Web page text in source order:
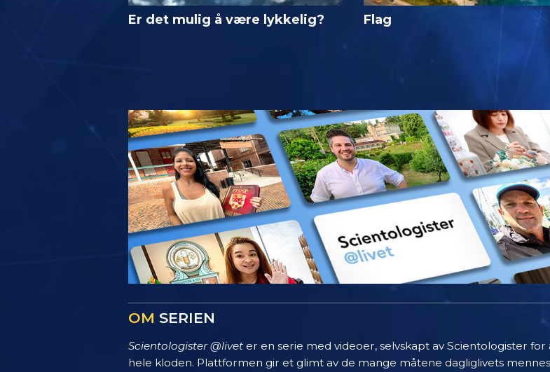
Er det mulig å være lykkelig? Flag
OM SERIEN
Scientologister @livet er en serie med videoer, selvskapt av Scientologister
hele kloden. Plattformen gir et glimt av de mange måtene dagliglivets